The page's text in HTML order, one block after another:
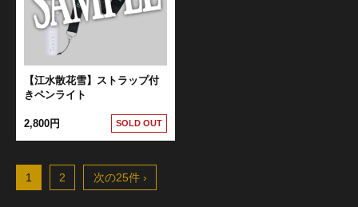
【江水散花雪】ストラップ付
きペンライト
2,800円 SOLD OUT
1 2 次の25件 ›